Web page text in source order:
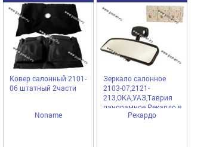
Ковер салонный 2101-
06 штатный 2части
Noname
Зеркало салонное
2103-07,2121-
213,ОКА,УАЗ,Таврия
панорамное Рекардо в
коробкеРекардо